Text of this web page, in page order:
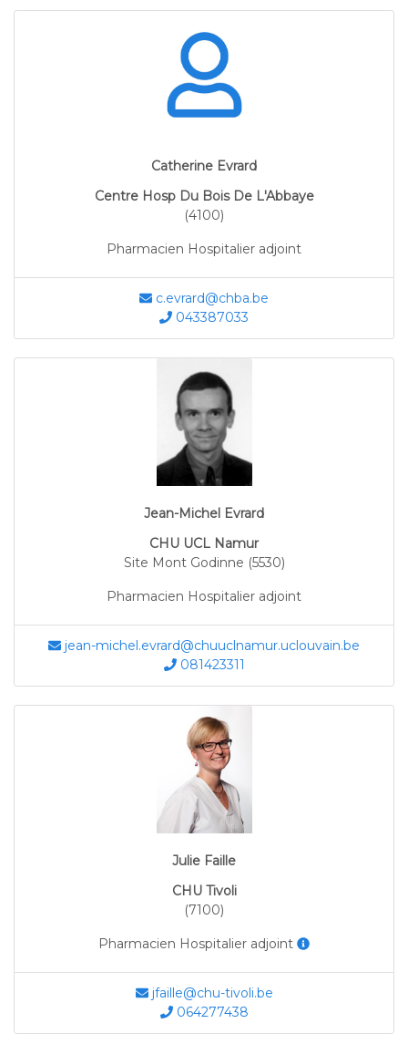
Catherine Evrard
Centre Hosp Du Bois De L'Abbaye
(4100)
Pharmacien Hospitalier adjoint
c.evrard@chba.be
043387033
Jean-Michel Evrard
CHU UCL Namur
Site Mont Godinne (5530)
Pharmacien Hospitalier adjoint
jean-michel.evrard@chuuclnamur.uclouvain.be
081423311
Julie Faille
CHU Tivoli
(7100)
Pharmacien Hospitalier adjoint
jfaille@chu-tivoli.be
064277438